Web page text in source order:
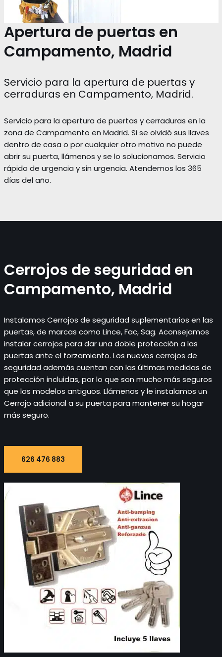
Apertura de puertas en
Campamento, Madrid
Servicio para la apertura de puertas y
cerraduras en Campamento, Madrid.
Servicio para la apertura de puertas y cerraduras en la
zona de Campamento en Madrid. Si se olvidó sus llaves
dentro de casa o por cualquier otro motivo no puede
abrir su puerta, llámenos y se lo solucionamos. Servicio
rápido de urgencia y sin urgencia. Atendemos los 365
días del año.
Cerrojos de seguridad en
Campamento, Madrid
Instalamos Cerrojos de seguridad suplementarios en las
puertas, de marcas como Lince, Fac, Sag. Aconsejamos
instalar cerrojos para dar una doble protección a las
puertas ante el forzamiento. Los nuevos cerrojos de
seguridad además cuentan con las últimas medidas de
protección incluidas, por lo que son mucho más seguros
que los modelos antiguos. Llámenos y le instalamos un
Cerrojo adicional a su puerta para mantener su hogar
más seguro.
626 476 883